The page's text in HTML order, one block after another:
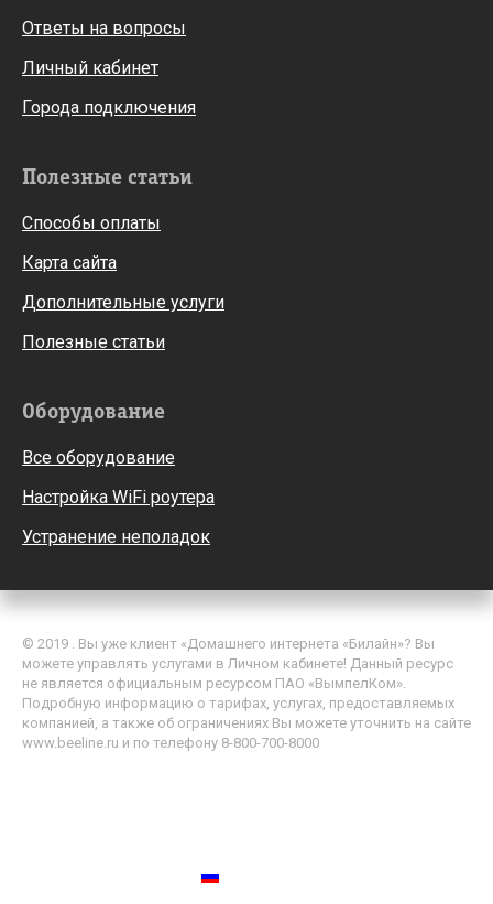
Ответы на вопросы
Личный кабинет
Города подключения
Полезные статьи
Способы оплаты
Карта сайта
Дополнительные услуги
Полезные статьи
Оборудование
Все оборудование
Настройка WiFi роутера
Устранение неполадок
© 2019 . Вы уже клиент «Домашнего интернета «Билайн»? Вы
можете управлять услугами в Личном кабинете! Данный ресурс
не является официальным ресурсом ПАО «ВымпелКом».
Подробную информацию о тарифах, услугах, предоставляемых
компанией, а также об ограничениях Вы можете уточнить на сайте
www.beeline.ru и по телефону 8-800-700-8000